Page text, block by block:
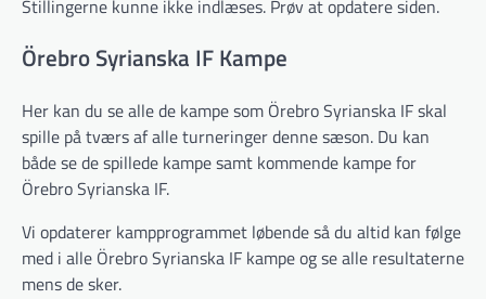
Stillingerne kunne ikke indlæses. Prøv at opdatere siden.
Örebro Syrianska IF Kampe
Her kan du se alle de kampe som Örebro Syrianska IF skal
spille på tværs af alle turneringer denne sæson. Du kan
både se de spillede kampe samt kommende kampe for
Örebro Syrianska IF.
Vi opdaterer kampprogrammet løbende så du altid kan følge
med i alle Örebro Syrianska IF kampe og se alle resultaterne
mens de sker.